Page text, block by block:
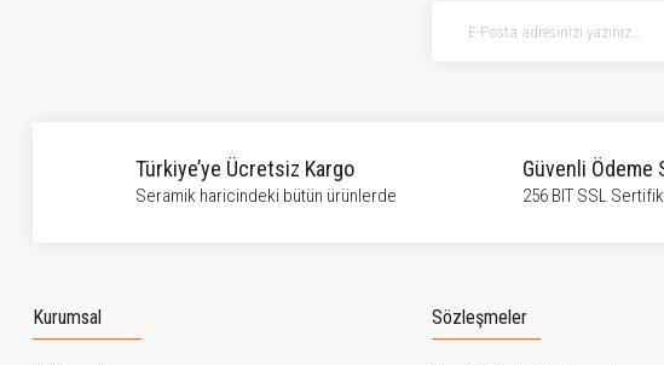
Türkiye’ye Ücretsiz Kargo
Seramik haricindeki bütün ürünlerde
Güvenli Ödeme
256 BIT SSL
Kurumsal Sözleşmeler